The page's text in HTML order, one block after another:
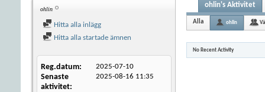
ohlin
Hitta alla inlägg
Hitta alla startade ämnen
Reg.datum 2025-07-10
Senaste
aktivitet
2025-08-16 11:35
ohlin's Aktivitet
Alla ohlin
No Recent Activity